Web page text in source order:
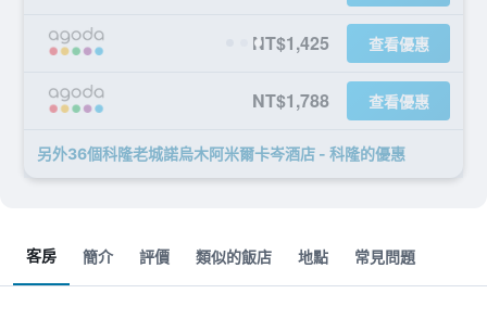
NT$1,425 查看優惠
NT$1,788 查看優惠
另外36個科隆老城諾烏木阿米爾卡岑酒店 - 科隆​的優惠
客房 簡介 評價 類似的飯店 地點 常見問題